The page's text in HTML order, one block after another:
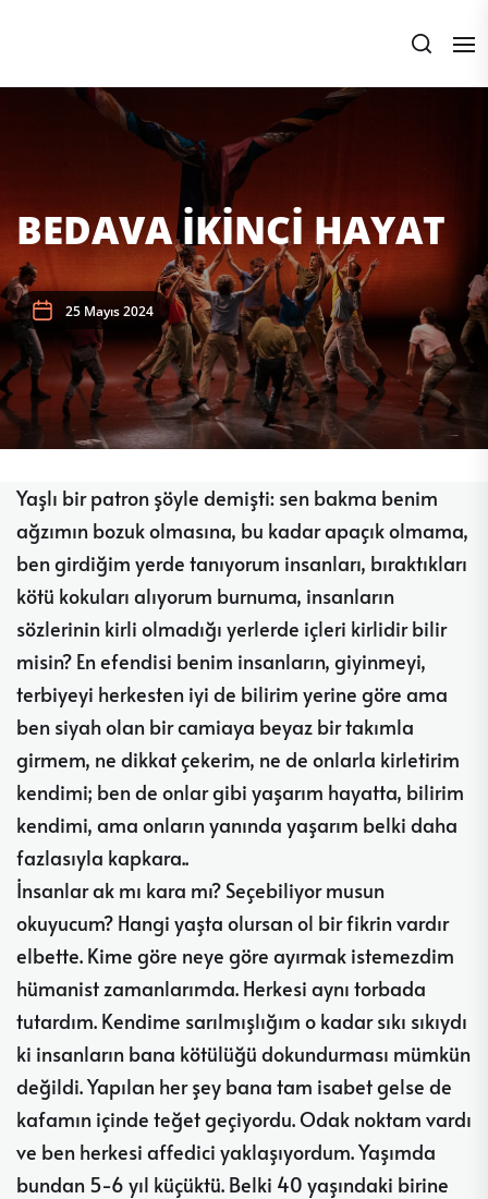
content
BEDAVA İKİNCİ HAYAT
25 Mayıs 2024
Yaşlı bir patron şöyle demişti: sen bakma benim
ağzımın bozuk olmasına, bu kadar apaçık olmama,
ben girdiğim yerde tanıyorum insanları, bıraktıkları
kötü kokuları alıyorum burnuma, insanların
sözlerinin kirli olmadığı yerlerde içleri kirlidir bilir
misin? En efendisi benim insanların, giyinmeyi,
terbiyeyi herkesten iyi de bilirim yerine göre ama
ben siyah olan bir camiaya beyaz bir takımla
girmem, ne dikkat çekerim, ne de onlarla kirletirim
kendimi; ben de onlar gibi yaşarım hayatta, bilirim
kendimi, ama onların yanında yaşarım belki daha
fazlasıyla kapkara..
İnsanlar ak mı kara mı? Seçebiliyor musun
okuyucum? Hangi yaşta olursan ol bir fikrin vardır
elbette. Kime göre neye göre ayırmak istemezdim
hümanist zamanlarımda. Herkesi aynı torbada
tutardım. Kendime sarılmışlığım o kadar sıkı sıkıydı
ki insanların bana kötülüğü dokundurması mümkün
değildi. Yapılan her şey bana tam isabet gelse de
kafamın içinde teğet geçiyordu. Odak noktam vardı
ve ben herkesi affedici yaklaşıyordum. Yaşımda
bundan 5-6 yıl küçüktü. Belki 40 yaşındaki birine